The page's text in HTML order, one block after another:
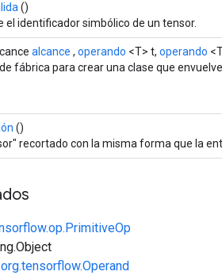
()
el identificador simbólico de un tensor.
alcance , operando <T> t, operando
fábrica para crear una clase que
()
recortado con la misma forma que la
org.tensorflow.Operand